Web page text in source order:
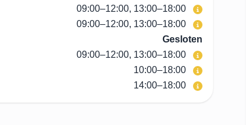
09:00–12:00, 13:00–18:00
09:00–12:00, 13:00–18:00
Gesloten
09:00–12:00, 13:00–18:00
10:00–18:00
14:00–18:00